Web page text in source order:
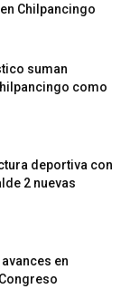
Chilpancingo
suman
como
deportiva con
2 nuevas
en